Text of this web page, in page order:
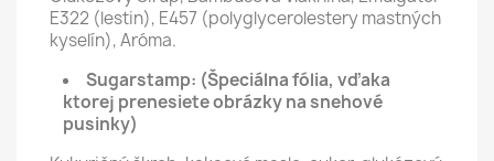
E322 (lestin), E457 (polyglycerolestery mastných
kyselín), Aróma.
Sugarstamp: (Špeciálna fólia, vďaka
ktorej prenesiete obrázky na snehové
pusinky)